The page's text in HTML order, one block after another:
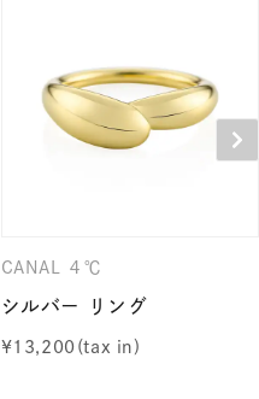
CANAL ４℃
シルバー リング
¥13,200